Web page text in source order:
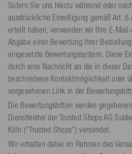
Sofern Sie uns hierzu während oder
ausdrückliche Einwilligung gemäß Art. 6
erteilt haben, verwenden wir Ihre E-
Abgabe einer Bewertung Ihrer
eingesetzte Bewertungssystem. Diese
durch eine Nachricht an die in dieser
beschriebene Kontaktmöglichkeit oder
vorgesehenen Link in der
Die Bewertungsbitten werden
Dienstleister der Trusted Shops AG
Köln ("Trusted Shops") versendet.
Wir erhalten dabei im Rahmen des